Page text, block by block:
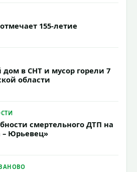
155-летие
в СНТ и мусор горели 7
области
смертельного ДТП на
Юрьевец»